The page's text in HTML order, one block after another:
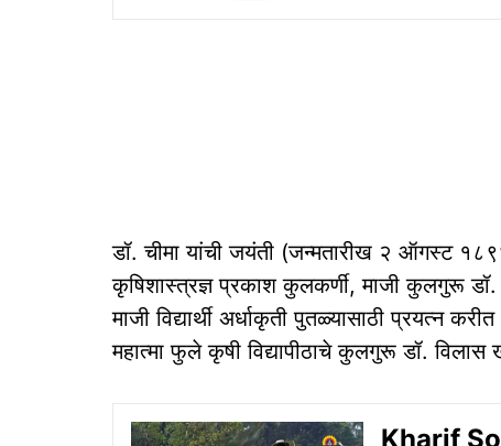
डॉ. चीमा यांची जयंती (जन्मतारीख २ ऑगस्ट
कृषिशास्त्रज्ञ प्रकाश कुलकर्णी, माजी कुलगुरू
माजी विद्यार्थी अर्धाकृती पुतळ्यासाठी प्रयत्न
महात्मा फुले कृषी विद्यापीठाचे कुलगुरू डॉ.
Kharif